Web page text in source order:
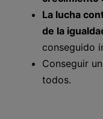
La lucha
de la
conseguido
Conseguir
todos.